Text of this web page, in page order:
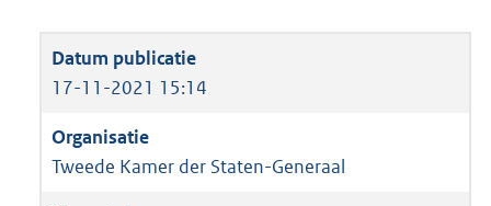
17-11-2021 15:14
Tweede Kamer der Staten-Generaal